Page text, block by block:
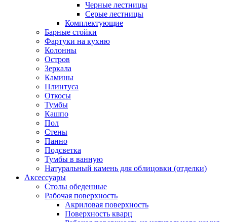
Черные лестницы
Серые лестницы
Комплектующие
Барные стойки
Фартуки на кухню
Колонны
Остров
Зеркала
Камины
Плинтуса
Откосы
Тумбы
Кашпо
Пол
Стены
Панно
Подсветка
Тумбы в ванную
Натуральный камень для облицовки (отделки)
Аксессуары
Столы обеденные
Рабочая поверхность
Акриловая поверхность
Поверхность кварц